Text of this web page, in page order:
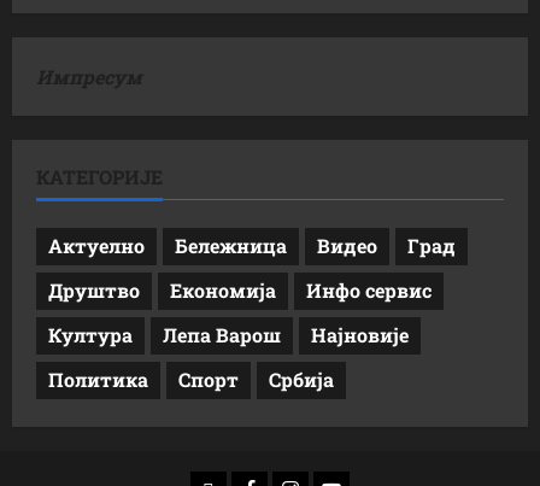
Импресум
КАТЕГОРИЈЕ
Актуелно Бележница Видео
Град
Друштво
Економија
Инфо сервис
Култура
Лепа Варош
Најновије
Политика
Спорт Србија